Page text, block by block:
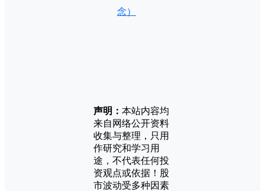
念）
声明： 本站内容均
来自网络公开资料
收集与整理，只用
作研究和学习用
途，不代表任何投
资观点或依据！股
市波动受多种因素